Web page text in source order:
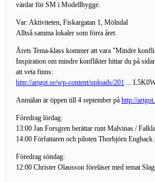
värdar för SM i Modellbygge.
Var: Aktiviteten, Fiskargatan 1, Mölndal
Alltså samma lokaler som förra året.
Årets Tema-klass kommer att vara "Mindre
Inspiration om mindre konflikter hittar du på
att veta finns:
http://artgot.se/wp-content/uploads/201 ...
Anmälan är öppen till 4 september på http://
Föredrag lördag:
13:00 Jan Forsgren berättar runt Malvinas /
14:00 Författaren och piloten Thorbjörn Engback
Föredrag söndag:
12:00 Christer Olausson föreläser med temat